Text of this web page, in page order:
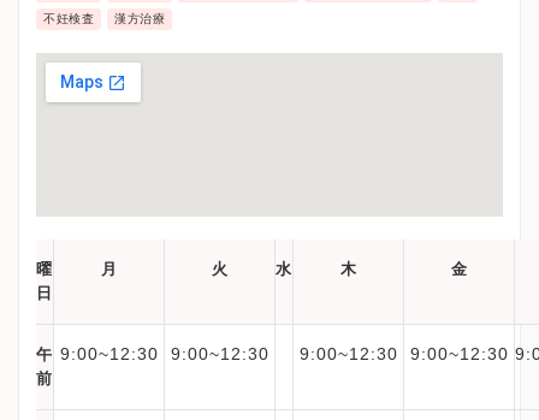
不妊検査 漢方治療
曜
日
月 火 水 木 金
午
前
9:00~12:30 9:00~12:30 9:00~12:30 9:00~12:30